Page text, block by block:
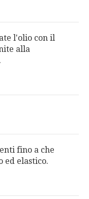
l'olio con il
alla
fino a che
ed elastico.